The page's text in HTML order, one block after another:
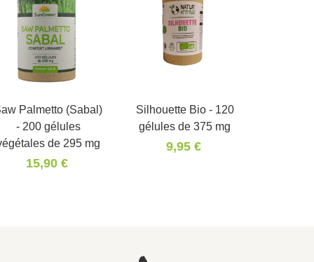
Palmetto (Sabal)
- 200 gélules
de 295 mg
15,90 €
Panier
Silhouette Bio - 120
gélules de 375 mg
9,95 €